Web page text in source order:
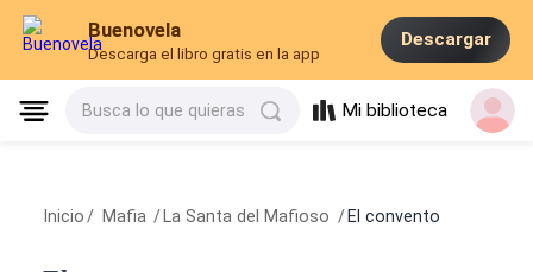
Buenovela
Descarga el libro gratis en la app
Descargar
Busca lo que quieras Mi biblioteca
Inicio / Mafia / La Santa del Mafioso / El convento